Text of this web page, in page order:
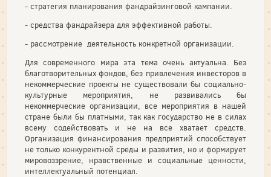
- стратегия планирования фандрайзинговой кампании.
- средства фандрайзера для эффективной работы.
- рассмотрение деятельность конкретной организации.
Для современного мира эта тема очень актуальна. Без
благотворительных фондов, без привлечения инвесторов в
некоммерческие проекты не существовали бы социально-
культурные мероприятия, не развивались бы
некоммерческие организации, все мероприятия в нашей
стране были бы платными, так как государство не в силах
всему содействовать и не на все хватает средств.
Организация финансирования предприятий способствует
не только конкурентной среды и развития, но и формирует
мировоззрение, нравственные и социальные ценности,
интеллектуальный потенциал.